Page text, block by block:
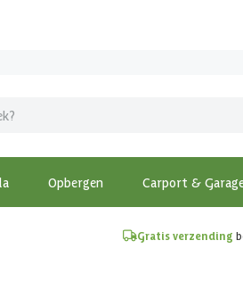
Opbergen Carport &
Gratis verzending